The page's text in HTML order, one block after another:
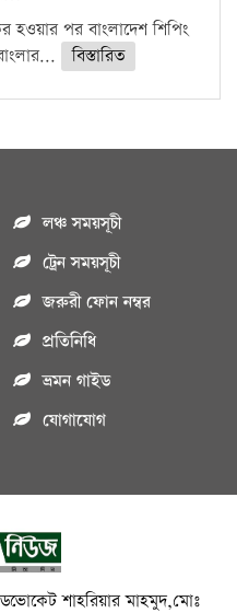
হওয়ার পর বাংলাদেশ শিপিং
বিস্তারিত
লঞ্চ সময়সূচী
ট্রেন সময়সূচী
জরুরী ফোন নম্বর
প্রতিনিধি
ভ্রমন গাইড
যোগাযোগ
শাহরিয়ার মাহমুদ,মোঃ